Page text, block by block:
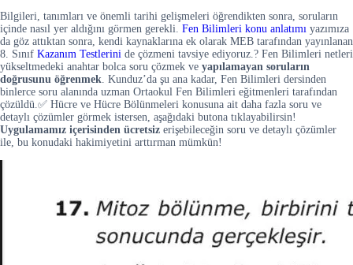
Bilgileri, tanımları ve önemli tarihi gelişmeleri öğrendikten sonra, soruların
içinde nasıl yer aldığını görmen gerekli. Fen Bilimleri konu anlatımı yazımıza
da göz attıktan sonra, kendi kaynaklarına ek olarak MEB tarafından yayınlanan
8. Sınıf Kazanım Testlerini de çözmeni tavsiye ediyoruz.? Fen Bilimleri netleri
yükseltmedeki anahtar bolca soru çözmek ve yapılamayan soruların
doğrusunu öğrenmek. Kunduz’da şu ana kadar, Fen Bilimleri dersinden
binlerce soru alanında uzman Ortaokul Fen Bilimleri eğitmenleri tarafından
çözüldü.✅ Hücre ve Hücre Bölünmeleri konusuna ait daha fazla soru ve
detaylı çözümler görmek istersen, aşağıdaki butona tıklayabilirsin!
Uygulamamız içerisinden ücretsiz erişebileceğin soru ve detaylı çözümler
ile, bu konudaki hakimiyetini arttırman mümkün!